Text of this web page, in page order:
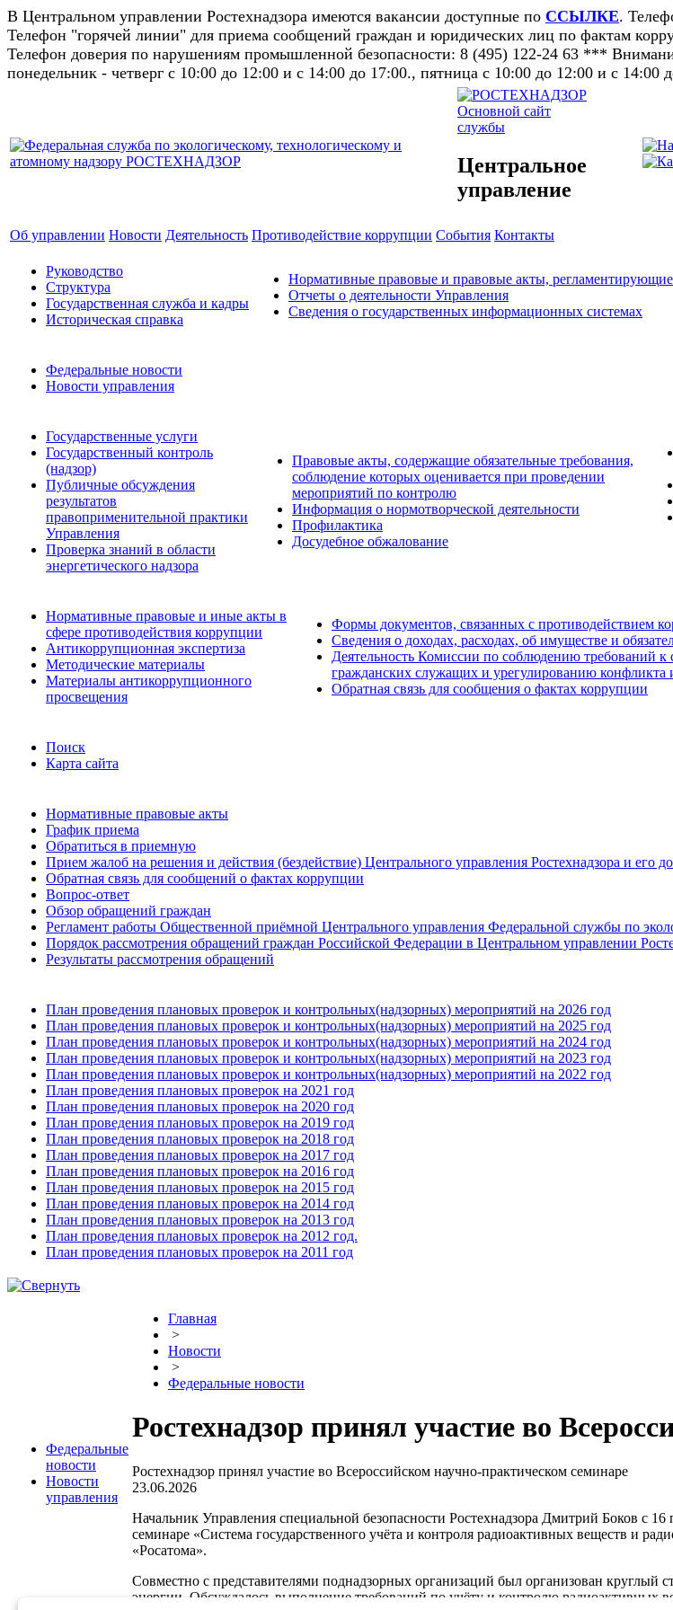
В Центральном управлении Ростехнадзора имеются вакансии доступные по ССЫЛКЕ.
Телефон "горячей линии" для приема сообщений граждан и юридических лиц по фактам
Телефон доверия по нарушениям промышленной безопасности: 8 (495) 122-24 63 ***
понедельник - четверг с 10:00 до 12:00 и с 14:00 до 17:00., пятница с 10:00 до 12:00 и с
Основной сайт
службы
Центральное
управление
Об управлении Новости Деятельность Противодействие коррупции События Контакты
Руководство
Структура
Государственная служба и кадры
Историческая справка
Нормативные правовые и правовые акты, регламентирующие
Отчеты о деятельности Управления
Сведения о государственных информационных системах
Федеральные новости
Новости управления
Государственные услуги
Государственный контроль
(надзор)
Публичные обсуждения
результатов
правоприменительной практики
Управления
Проверка знаний в области
энергетического надзора
Правовые акты, содержащие обязательные требования,
соблюдение которых оценивается при проведении
мероприятий по контролю
Информация о нормотворческой деятельности
Профилактика
Досудебное обжалование
Нормативные правовые и иные акты в
сфере противодействия коррупции
Антикоррупционная экспертиза
Методические материалы
Материалы антикоррупционного
просвещения
Формы документов, связанных с противодействием
Сведения о доходах, расходах, об имуществе и
Деятельность Комиссии по соблюдению требований
гражданских служащих и урегулированию конфликта
Обратная связь для сообщения о фактах коррупции
Поиск
Карта сайта
Нормативные правовые акты
График приема
Обратиться в приемную
Прием жалоб на решения и действия (бездействие) Центрального управления Ростехнадзора и его
Обратная связь для сообщений о фактах коррупции
Вопрос-ответ
Обзор обращений граждан
Регламент работы Общественной приёмной Центрального управления Федеральной службы по
Порядок рассмотрения обращений граждан Российской Федерации в Центральном управлении
Результаты рассмотрения обращений
План проведения плановых проверок и контрольных(надзорных) мероприятий на 2026 год
План проведения плановых проверок и контрольных(надзорных) мероприятий на 2025 год
План проведения плановых проверок и контрольных(надзорных) мероприятий на 2024 год
План проведения плановых проверок и контрольных(надзорных) мероприятий на 2023 год
План проведения плановых проверок и контрольных(надзорных) мероприятий на 2022 год
План проведения плановых проверок на 2021 год
План проведения плановых проверок на 2020 год
План проведения плановых проверок на 2019 год
План проведения плановых проверок на 2018 год
План проведения плановых проверок на 2017 год
План проведения плановых проверок на 2016 год
План проведения плановых проверок на 2015 год
План проведения плановых проверок на 2014 год
План проведения плановых проверок на 2013 год
План проведения плановых проверок на 2012 год.
План проведения плановых проверок на 2011 год
Федеральные
новости
Новости
управления
Главная
>
Новости
>
Федеральные новости
Ростехнадзор принял участие во
Ростехнадзор принял участие во Всероссийском научно-практическом семинаре
23.06.2026
Начальник Управления специальной безопасности Ростехнадзора Дмитрий Боков с
семинаре «Система государственного учёта и контроля радиоактивных веществ и
«Росатома».
Совместно с представителями поднадзорных организаций был организован
энергии. Обсуждалось выполнение требований по учёту и контролю радиоактивных